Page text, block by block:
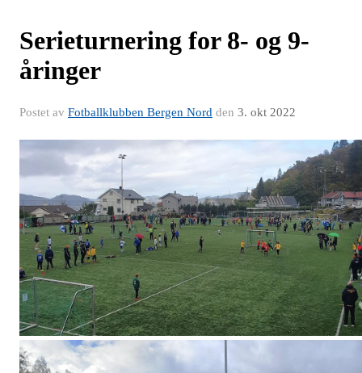
Serieturnering for 8- og 9-
åringer
Postet av Fotballklubben Bergen Nord den 3. okt 2022